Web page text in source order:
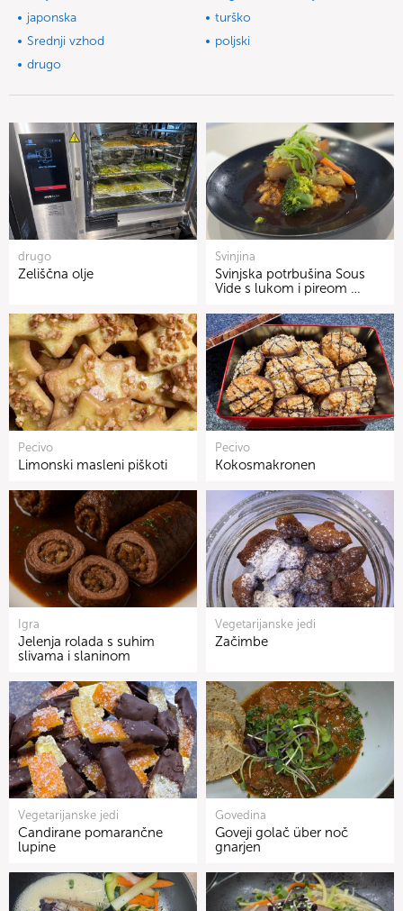
japonska
turško
Srednji vzhod
poljski
drugo
drugo
Zeliščna olje
Svinjina
Svinjska potrbušina Sous
Vide s lukom i pireom …
Pecivo
Limonski masleni piškoti
Pecivo
Kokosmakronen
Igra
Jelenja rolada s suhim
slivama i slaninom
Vegetarijanske jedi
Začimbe
Vegetarijanske jedi
Candirane pomarančne
lupine
Govedina
Goveji golač über noč
gnarjen